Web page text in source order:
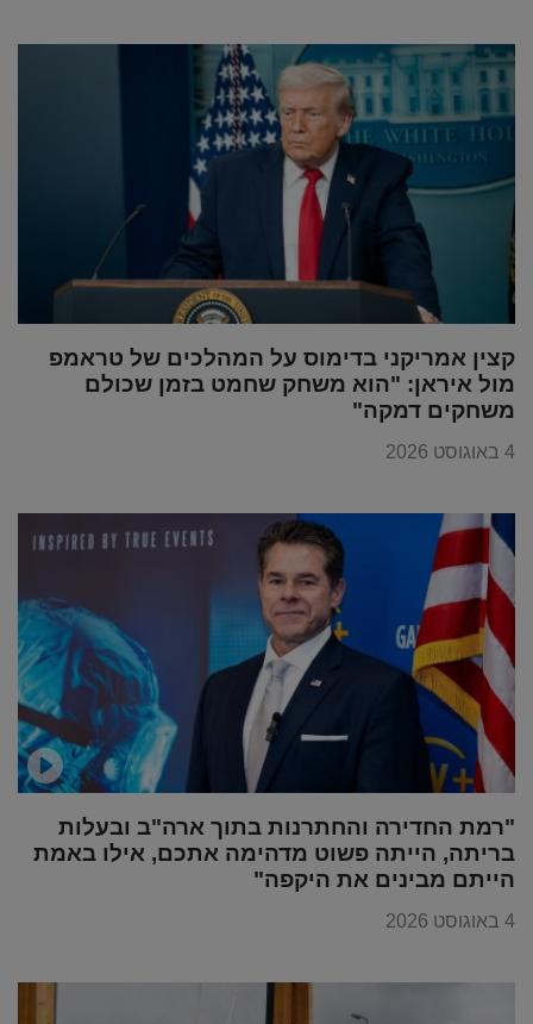
קצין אמריקני בדימוס על המהלכים של טראמפ
מול איראן: "הוא משחק שחמט בזמן שכולם
משחקים דמקה"
4 באוגוסט 2026
"רמת החדירה והחתרנות בתוך ארה"ב ובעלות
בריתה, הייתה פשוט מדהימה אתכם, אילו באמת
הייתם מבינים את היקפה"
4 באוגוסט 2026